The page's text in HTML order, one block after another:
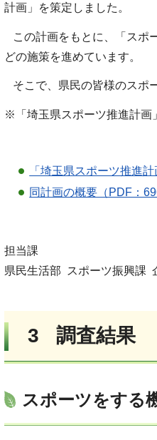
計画」を策定しました。
この計画をもとに、「スポ
どの施策を進めています。
そこで、県民の皆様のスポ
※「埼玉県スポーツ推進計画
「埼玉県スポーツ推進
同計画の概要（PDF：
担当課
県民生活部 スポーツ振興課
3 調査結果
スポーツをする